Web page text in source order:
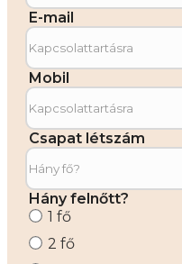
E-mail
Mobil
Csapat létszám
Hány felnőtt?
1 fő
2 fő